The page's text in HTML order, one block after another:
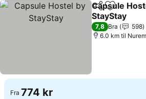
Del Legg til i
Capsule
StayStay
Se priser
7,8 Bra
598
6.0 km til
Fra 774 kr